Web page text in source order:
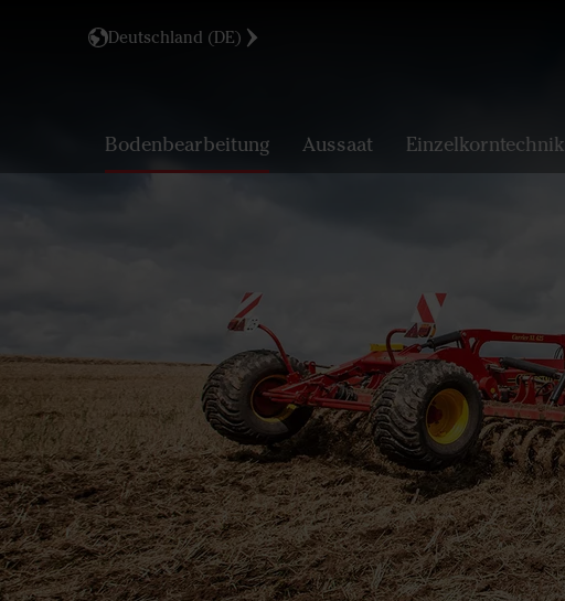
Deutschland (DE)
Bodenbearbeitung Aussaat Einzelkorntechnik